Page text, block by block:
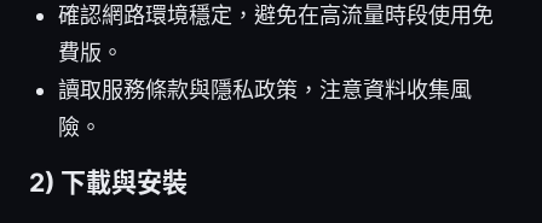
確認網路環境穩定，避免在高流量時段使用免
費版。
讀取服務條款與隱私政策，注意資料收集風
險。
2) 下載與安裝